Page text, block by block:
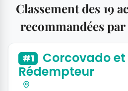
Classement des 19
recommandées
#1
Corcovado
Rédempteur